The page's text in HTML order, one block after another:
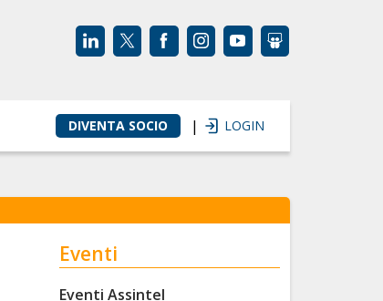
DIVENTA SOCIO | LOGIN
Eventi
Eventi Assintel